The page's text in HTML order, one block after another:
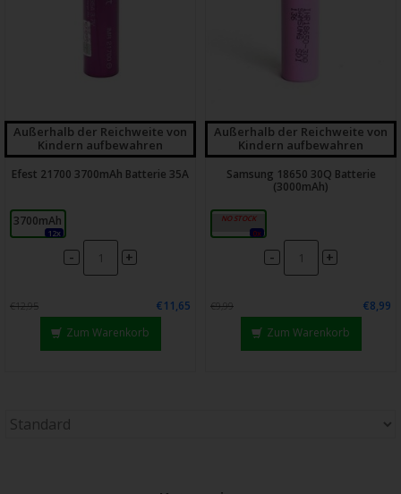
Außerhalb der Reichweite von
Kindern aufbewahren
Efest 21700 3700mAh Batterie 35A
3700mAh
12x
- +
€12,95
€11,65
Zum Warenkorb
Außerhalb der Reichweite von
Kindern aufbewahren
Samsung 18650 30Q Batterie
(3000mAh)
3000mAh
0x
- +
€9,99
€8,99
Zum Warenkorb